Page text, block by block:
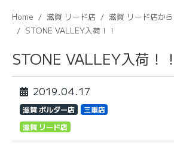
Home 滋賀 リード店
滋賀 リード店か
STONE VALLEY入荷！！
STONE VALLEY入荷！！
2019.04.17
滋賀 ボルダー店
三重店
滋賀 リード店